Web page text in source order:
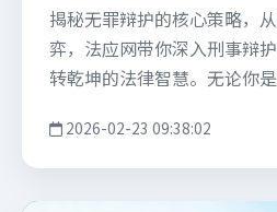
揭秘无罪辩护的核心策略，
弈，法应网带你深入刑事辩
转乾坤的法律智慧。无论你
2026-02-23 09:38:02